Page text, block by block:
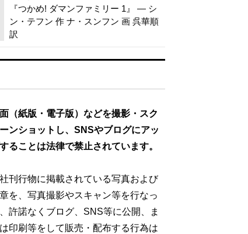
『つかめ! ダマンファミリー 1』 — シ
ン・テフン 作 ナ・スンフン 画 呉華順
訳
（紙版・電子版）などを撮影・スク
ンショットし、SNSやブログにアッ
ることは法律で禁止されています。
刊行物に掲載されている写真および
を、写真撮影やスキャン等を行なっ
許諾なくブログ、SNS等に公開、ま
印刷等をして販売・配布する行為は